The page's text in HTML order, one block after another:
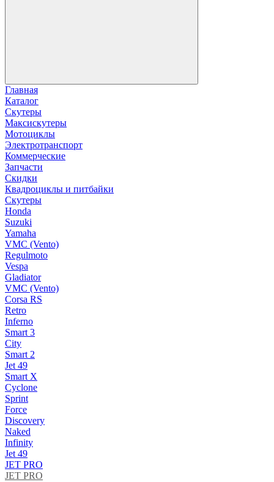
Главная
Каталог
Скутеры
Максискутеры
Мотоциклы
Электротранспорт
Коммерческие
Запчасти
Скидки
Квадроциклы и питбайки
Скутеры
Honda
Suzuki
Yamaha
VMC (Vento)
Regulmoto
Vespa
Gladiator
VMC (Vento)
Corsa RS
Retro
Inferno
Smart 3
City
Smart 2
Jet 49
Smart X
Cyclone
Sprint
Force
Discovery
Naked
Infinity
Jet 49
JET PRO
JET PRO